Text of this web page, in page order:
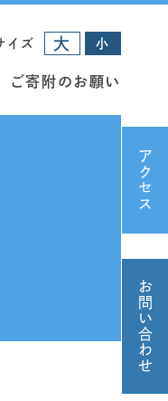
イズ 大 小
ご寄附のお願い
アクセス
お問い合わせ